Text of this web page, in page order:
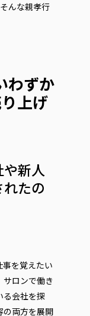
んな親孝行
わずか
上げ
や新人
たの
事を覚えたい
サロンで働き
る会社を探
の両方を展開